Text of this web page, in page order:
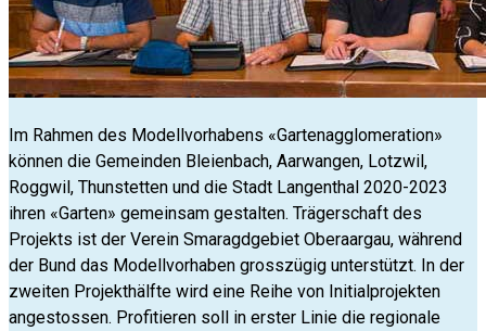
Im Rahmen des Modellvorhabens «Gartenagglomeration»
können die Gemeinden Bleienbach, Aarwangen, Lotzwil,
Roggwil, Thunstetten und die Stadt Langenthal 2020-2023
ihren «Garten» gemeinsam gestalten. Trägerschaft des
Projekts ist der Verein Smaragdgebiet Oberaargau, während
der Bund das Modellvorhaben grosszügig unterstützt. In der
zweiten Projekthälfte wird eine Reihe von Initialprojekten
angestossen. Profitieren soll in erster Linie die regionale